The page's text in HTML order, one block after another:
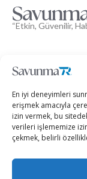
En iyi deneyimleri
erişmek amacıyla
izin vermek, bu
verileri işlememize
çekmek, belirli
“Etkin, Güvenilir,
2026 © Savunma